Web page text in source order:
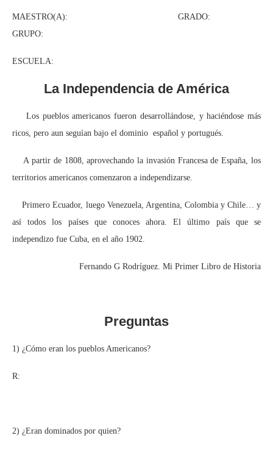
MAESTRO(A): GRADO:
GRUPO:
ESCUELA:
La Independencia de América
Los pueblos americanos fueron desarrollándose, y haciéndose más
ricos, pero aun seguían bajo el dominio español y portugués.
A partir de 1808, aprovechando la invasión Francesa de España, los
territorios americanos comenzaron a independizarse.
Primero Ecuador, luego Venezuela, Argentina, Colombia y Chile… y
así todos los países que conoces ahora. El último país que se
independizo fue Cuba, en el año 1902.
Fernando G Rodríguez. Mi Primer Libro de Historia
Preguntas
1) ¿Cómo eran los pueblos Americanos?
R:
2) ¿Eran dominados por quien?